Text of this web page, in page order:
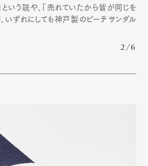
という説や、「売れていたから皆が同じを
いずれにしても神戸製のビーチサンダル
2/6